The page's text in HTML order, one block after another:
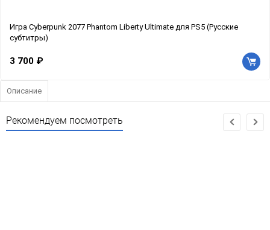
Игра Cyberpunk 2077 Phantom Liberty Ultimate для PS5 (Русские
субтитры)
3 700 ₽
Описание
Рекомендуем посмотреть